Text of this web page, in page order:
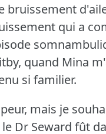
bruissement
qui a
quand Mina
si familier.
mais je
Dr Seward fût